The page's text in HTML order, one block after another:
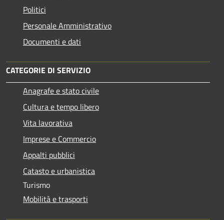
Politici
Personale Amministrativo
Documenti e dati
CATEGORIE DI SERVIZIO
Anagrafe e stato civile
Cultura e tempo libero
Vita lavorativa
Imprese e Commercio
Appalti pubblici
Catasto e urbanistica
Turismo
Mobilità e trasporti